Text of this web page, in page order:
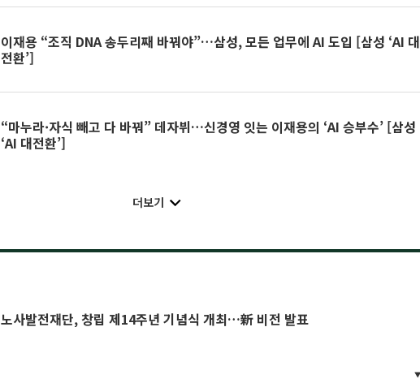
이재용 “조직 DNA 송두리째 바꿔야”…삼성, 모든 업무에 AI 도입 [삼성 ‘AI 대
전환’]
“마누라·자식 빼고 다 바꿔” 데자뷔…신경영 잇는 이재용의 ‘AI 승부수’ [삼성
‘AI 대전환’]
더보기
노사발전재단, 창립 제14주년 기념식 개최…新 비전 발표